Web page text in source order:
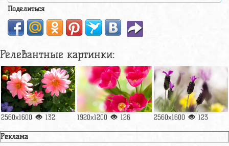
Поделиться
Релевантные картинки:
2560x1600 132 1920x1200 126 2560x1600 123
Реклама